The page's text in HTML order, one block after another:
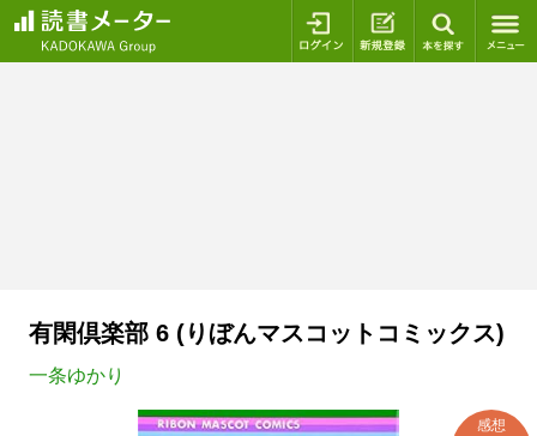
ログイン 新規登録
有閑倶楽部 6 (りぼんマスコットコミックス)
一条ゆかり
感想